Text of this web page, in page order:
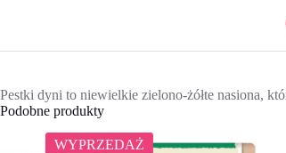
Pestki dyni to niewielkie zielono-żółte nasiona,
Podobne produkty
WYPRZEDAŻ